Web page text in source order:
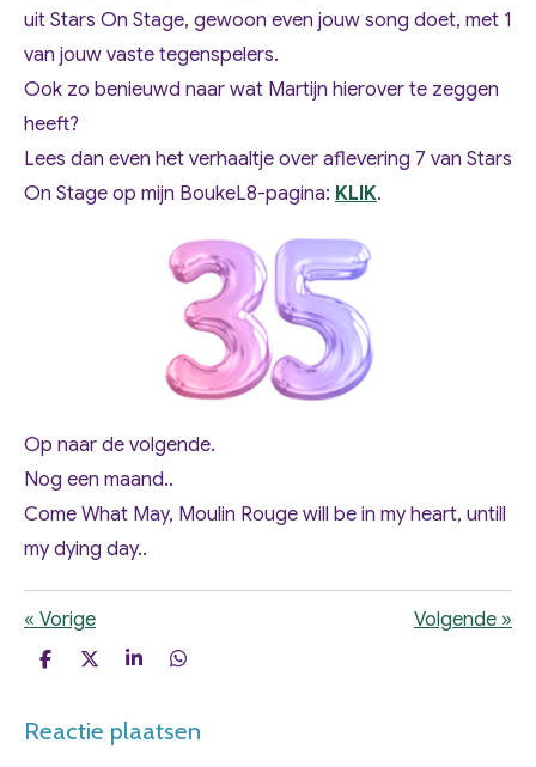
uit Stars On Stage, gewoon even jouw song doet, met 1
van jouw vaste tegenspelers.
Ook zo benieuwd naar wat Martijn hierover te zeggen
heeft?
Lees dan even het verhaaltje over aflevering 7 van Stars
On Stage op mijn BoukeL8-pagina: KLIK.
Op naar de volgende.
Nog een maand..
Come What May, Moulin Rouge will be in my heart, untill
my dying day..
« Vorige Volgende »
D
e
D
l
S
r
D
e
Reactie plaatsen